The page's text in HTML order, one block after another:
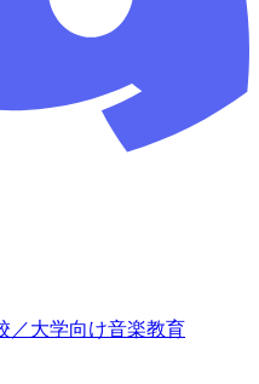
／大学向け音楽教育